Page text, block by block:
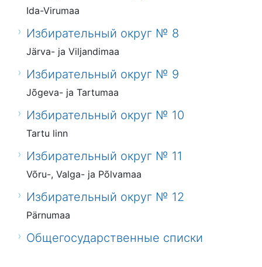
Ida-Virumaa
Избирательный округ № 8
Järva- ja Viljandimaa
Избирательный округ № 9
Jõgeva- ja Tartumaa
Избирательный округ № 10
Tartu linn
Избирательный округ № 11
Võru-, Valga- ja Põlvamaa
Избирательный округ № 12
Pärnumaa
Общегосударственные списки